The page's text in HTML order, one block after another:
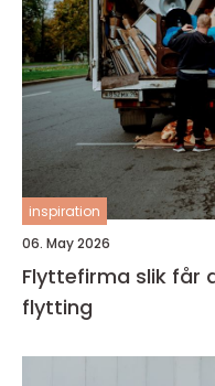
inspiration
06. May 2026
Flyttefirma slik får du en enklere og tryggere
flytting